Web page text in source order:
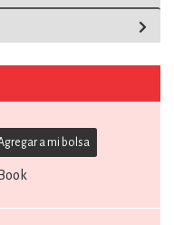
a mi bolsa